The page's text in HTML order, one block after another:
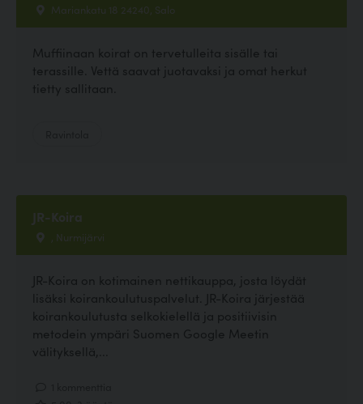
Mariankatu 18 24240, Salo
Muffiinaan koirat on tervetulleita sisälle tai
terassille. Vettä saavat juotavaksi ja omat herkut
tietty sallitaan.
JR-Koira
, Nurmijärvi
JR-Koira on kotimainen nettikauppa, josta löydät
lisäksi koirankoulutuspalvelut. JR-Koira järjestää
koirankoulutusta selkokielellä ja positiivisin
metodein ympäri Suomen Google Meetin
välityksellä,...